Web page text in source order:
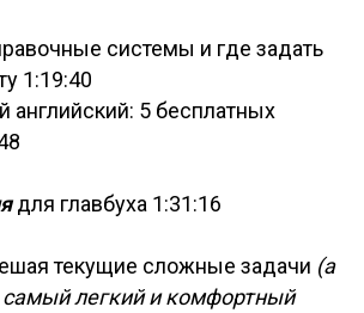
системы и где задать
1:19:40
английский: 5 бесплатных
для главбуха 1:31:16
текущие сложные задачи (а
легкий и комфортный